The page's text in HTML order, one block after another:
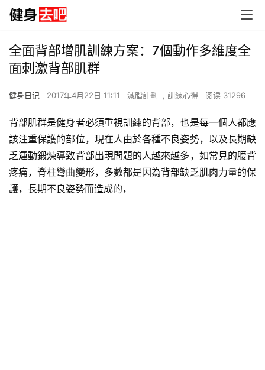
全面背部增肌訓練方案：7個動作多維度全
面刺激背部肌群
健身日记 2017年4月22日 11:11 減脂計劃 , 訓練心得 阅读 31296
背部肌群是健身者必須重視訓練的背部，也是每一個人都應
該注重保護的部位，現在人由於各種不良姿勢，以及長期缺
乏運動鍛煉導致背部出現問題的人越來越多，如常見的腰背
疼痛，脊柱彎曲變形，多數都是因為背部缺乏肌肉力量的保
護，長期不良姿勢而造成的，